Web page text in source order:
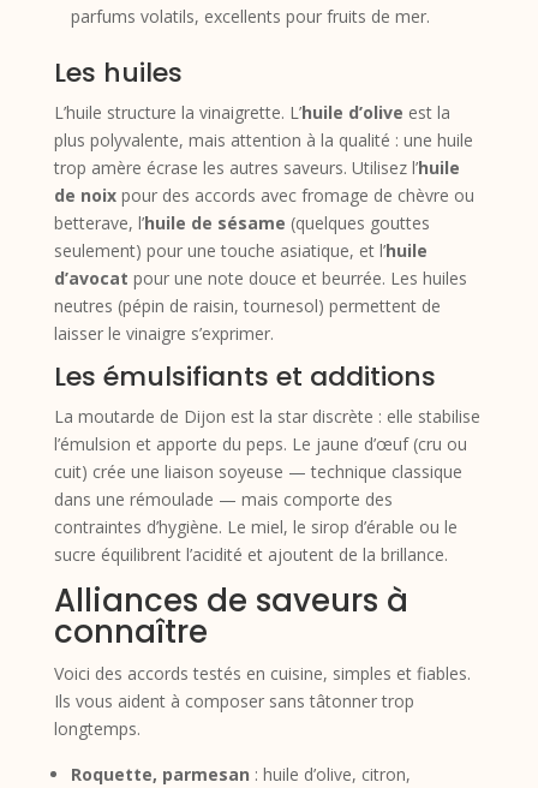
parfums volatils, excellents pour fruits de mer.
Les huiles
L’huile structure la vinaigrette. L’huile d’olive est la
plus polyvalente, mais attention à la qualité : une huile
trop amère écrase les autres saveurs. Utilisez l’huile
de noixpour des accords avec fromage de chèvre ou
betterave, l’huile de sésame (quelques gouttes
seulement) pour une touche asiatique, et l’huile
d’avocat pour une note douce et beurrée. Les huiles
neutres (pépin de raisin, tournesol) permettent de
laisser le vinaigre s’exprimer.
Les émulsifiants et additions
La moutarde de Dijon est la star discrète : elle stabilise
l’émulsion et apporte du peps. Le jaune d’œuf (cru ou
cuit) crée une liaison soyeuse — technique classique
dans une rémoulade — mais comporte des
contraintes d’hygiène. Le miel, le sirop d’érable ou le
sucre équilibrent l’acidité et ajoutent de la brillance.
Alliances de saveurs à
connaître
Voici des accords testés en cuisine, simples et fiables.
Ils vous aident à composer sans tâtonner trop
longtemps.
Roquette, parmesan : huile d’olive, citron,